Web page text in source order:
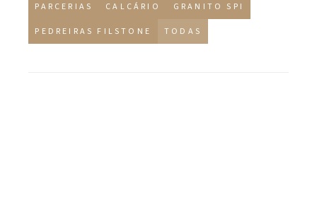
PARCERIAS CALCÁRIO GRANITO SPI
PEDREIRAS FILSTONE TODAS